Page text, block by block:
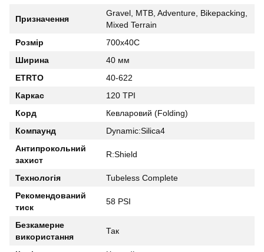
Призначення
Gravel, MTB, Adventure, Bikepacking,
Mixed Terrain
Розмір
700x40C
Ширина
40 мм
ETRTO
40-622
Каркас
120 TPI
Корд
Кевларовий (Folding)
Компаунд
Dynamic:Silica4
Антипрокольний
захист
R:Shield
Технологія
Tubeless Complete
Рекомендований
тиск
58 PSI
Безкамерне
використання
Так